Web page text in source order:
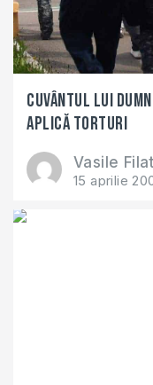
Cuvântul lui
aplică torturi
Vasile Filat
15 aprilie